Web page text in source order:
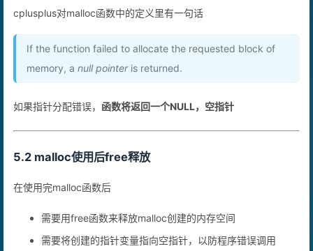
cplusplus对malloc函数中的定义里有一句话
If the function failed to allocate the requested block of
memory, a null pointeris returned.
如果指针分配错误， 函数将返回一个NULL，空指针
5.2 malloc使用后free释放
在使用完malloc函数后
需要用free函数来释放malloc创建的内存空间
需要将创建的指针变量指向空指针，以防程序错误调用